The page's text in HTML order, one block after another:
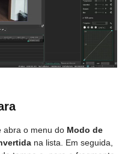
abra o menu do Modo de
na lista. Em seguida,